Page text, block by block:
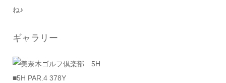
ね♪
ギャラリー
■5H PAR.4 378Y